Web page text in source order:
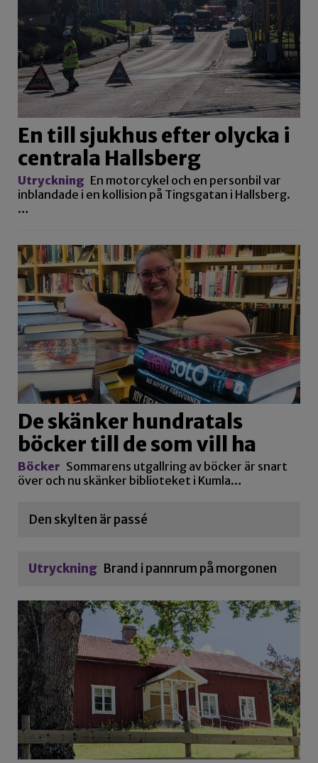
En till sjukhus efter olycka i
centrala Hallsberg
Utryckning En motorcykel och en personbil var
inblandade i en kollision på Tingsgatan i Hallsberg.
…
De skänker hundratals
böcker till de som vill ha
Böcker Sommarens utgallring av böcker är snart
över och nu skänker biblioteket i Kumla…
Den skylten är passé
Utryckning Brand i pannrum på morgonen